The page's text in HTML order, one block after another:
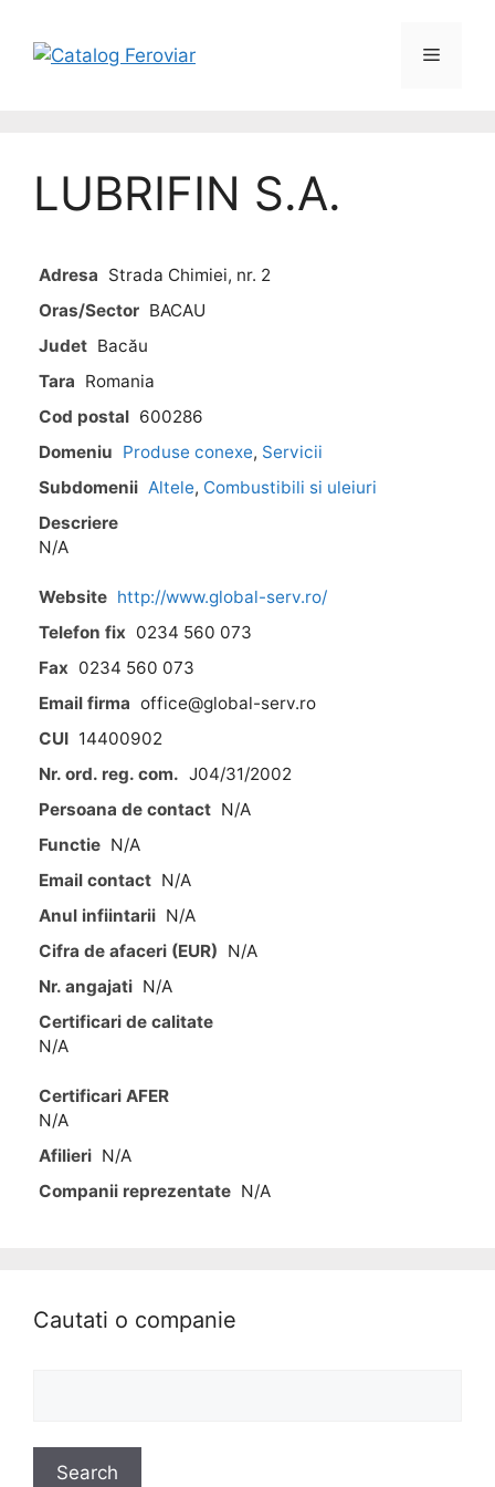
LUBRIFIN S.A.
Adresa Strada Chimiei, nr. 2
Oras/Sector BACAU
Judet Bacău
Tara Romania
Cod postal 600286
Domeniu Produse conexe, Servicii
Subdomenii Altele, Combustibili si uleiuri
Descriere
N/A
Website http://www.global-serv.ro/
Telefon fix 0234 560 073
Fax 0234 560 073
Email firma office@global-serv.ro
CUI 14400902
Nr. ord. reg. com. J04/31/2002
Persoana de contact N/A
Functie N/A
Email contact N/A
Anul infiintarii N/A
Cifra de afaceri (EUR) N/A
Nr. angajati N/A
Certificari de calitate
N/A
Certificari AFER
N/A
Afilieri N/A
Companii reprezentate N/A
Cautati o companie